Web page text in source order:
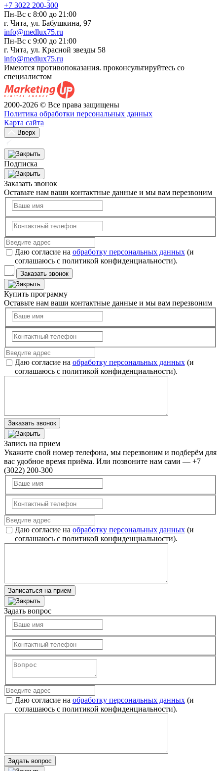
+7 3022 200-300
Пн-Вс с 8:00 до 21:00
г. Чита, ул. Бабушкина, 97
info@medlux75.ru
Пн-Вс с 9:00 до 21:00
г. Чита, ул. Красной звезды 58
info@medlux75.ru
Имеются противопоказания. проконсультируйтесь со
специалистом
2000-2026 © Все права защищены
Политика обработки персональных данных
Карта сайта
Вверх
Подписка
Заказать звонок
Оставьте нам ваши контактные данные и мы вам перезвоним
Даю согласие на обработку персональных данных(и
соглашаюсь с политикой конфиденциальности).
Заказать звонок
Купить программу
Оставьте нам ваши контактные данные и мы вам перезвоним
Даю согласие на обработку персональных данных(и
соглашаюсь с политикой конфиденциальности).
Заказать звонок
Запись на прием
Укажите свой номер телефона, мы перезвоним и подберём для
вас удобное время приёма. Или позвоните нам сами — +7
(3022) 200-300
Даю согласие на обработку персональных данных(и
соглашаюсь с политикой конфиденциальности).
Записаться на прием
Задать вопрос
Даю согласие на обработку персональных данных(и
соглашаюсь с политикой конфиденциальности).
Задать вопрос